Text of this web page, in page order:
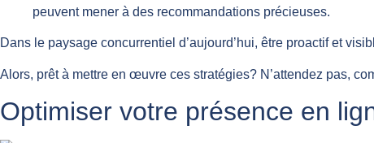
peuvent mener à des recommandations précieuses.
Dans le paysage concurrentiel d’aujourd’hui, être proactif et
Alors, prêt à mettre en œuvre ces stratégies? N’attendez pas,
Optimiser votre présence en